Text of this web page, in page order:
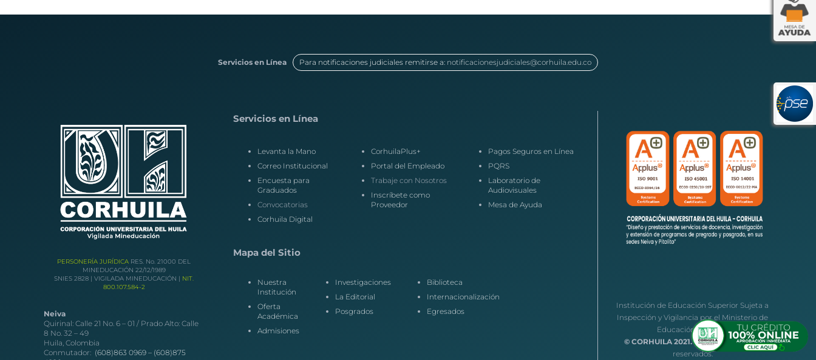
Servicios en Línea Para notificaciones judiciales remitirse a: notificacionesjudiciales@corhuila.edu.co
PERSONERÍA JURÍDICA RES. No. 21000 DEL
MINEDUCACIÓN 22/12/1989
SNIES 2828 | VIGILADA MINEDUCACIÓN | NIT.
800.107.584-2
Neiva
Quirinal: Calle 21 No. 6 – 01 / Prado Alto: Calle
8 No. 32 – 49
Huila, Colombia
Conmutador: (608)863 0969 – (608)875
Servicios en Línea
Levanta la Mano
Correo Institucional
Encuesta para
Graduados
Convocatorias
Corhuila Digital
CorhuilaPlus+
Portal del Empleado
Trabaje con Nosotros
Inscríbete como
Proveedor
Pagos Seguros en Línea
PQRS
Laboratorio de
Audiovisuales
Mesa de Ayuda
Mapa del Sitio
Nuestra
Institución
Oferta
Académica
Admisiones
Investigaciones
La Editorial
Posgrados
Biblioteca
Internacionalización
Egresados
Institución de Educación Superior Sujeta a
Inspección y Vigilancia por el Ministerio de
Educación Nacional
© CORHUILA 2021.Todos los derechos
reservados.